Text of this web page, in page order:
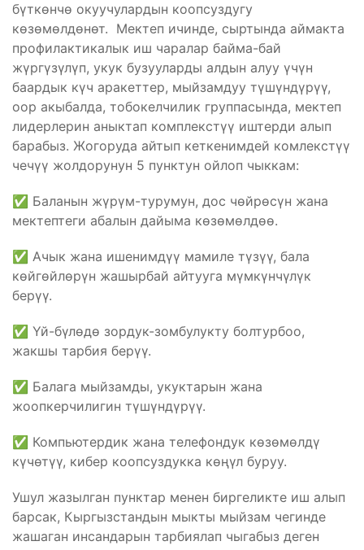
бүткөнчө окуучулардын коопсуздугу
көзөмөлдөнөт. Мектеп ичинде, сыртында аймакта
профилактикалык иш чаралар байма-бай
жүргүзүлүп, укук бузууларды алдын алуу үчүн
баардык күч аракеттер, мыйзамдуу түшүндүрүү,
оор акыбалда, тобокелчилик группасында, мектеп
лидерлерин аныктап комплекстүү иштерди алып
барабыз. Жогоруда айтып кеткенимдей комлекстүү
чечүү жолдорунун 5 пунктун ойлоп чыккам:
✅ Баланын жүрүм-турумун, дос чөйрөсүн жана
мектептеги абалын дайыма көзөмөлдөө.
✅ Ачык жана ишенимдүү мамиле түзүү, бала
көйгөйлөрүн жашырбай айтууга мүмкүнчүлүк
берүү.
✅ Үй-бүлөдө зордук-зомбулукту болтурбоо,
жакшы тарбия берүү.
✅ Балага мыйзамды, укуктарын жана
жоопкерчилигин түшүндүрүү.
✅ Компьютердик жана телефондук көзөмөлдү
күчөтүү, кибер коопсуздукка көңүл буруу.
Ушул жазылган пунктар менен биргеликте иш алып
барсак, Кыргызстандын мыкты мыйзам чегинде
жашаган инсандарын тарбиялап чыгабыз деген